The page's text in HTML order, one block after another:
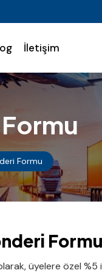
İletişim
Formu
üyelere özel